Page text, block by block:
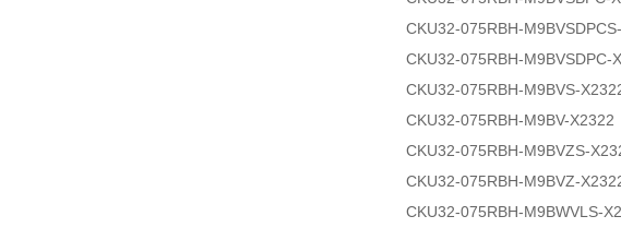
CKU32-075RBH-
CKU32-075RBH-M9BVSDPC-
CKU32-075RBH-M9BVS-
CKU32-075RBH-M9BV-X2322
CKU32-075RBH-M9BVZS-
CKU32-075RBH-M9BVZ-
CKU32-075RBH-M9BWVLS-